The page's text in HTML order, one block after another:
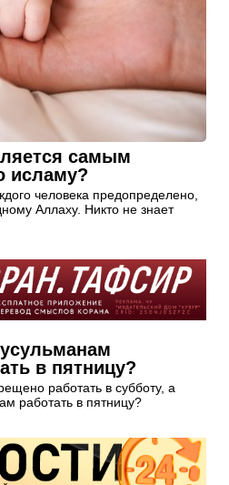
самым
исламу?
человека предопределено,
Аллаху. Никто не знает
в пятницу?
работать в субботу, а
работать в пятницу?